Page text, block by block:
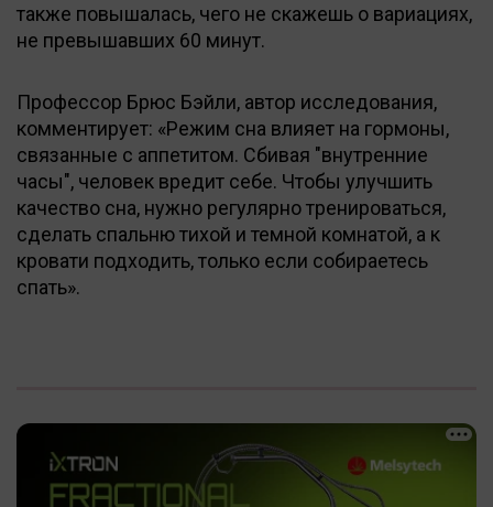
также повышалась, чего не скажешь о вариациях,
не превышавших 60 минут.
Профессор Брюс Бэйли, автор исследования,
комментирует: «Режим сна влияет на гормоны,
связанные с аппетитом. Сбивая "внутренние
часы", человек вредит себе. Чтобы улучшить
качество сна, нужно регулярно тренироваться,
сделать спальню тихой и темной комнатой, а к
кровати подходить, только если собираетесь
спать».